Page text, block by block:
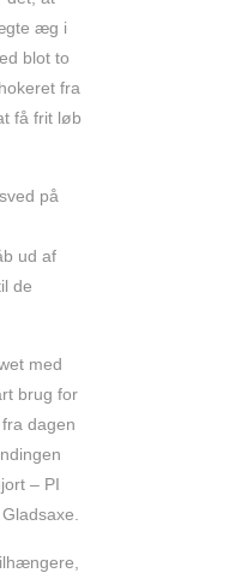
æg i
blot to
fra
få frit løb
på
ud af
de
med
brug for
dagen
– PI